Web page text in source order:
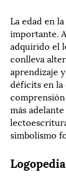
La edad en
importante.
adquirido el
conlleva
aprendizaje
déficits en la
comprensión
más
simbolismo